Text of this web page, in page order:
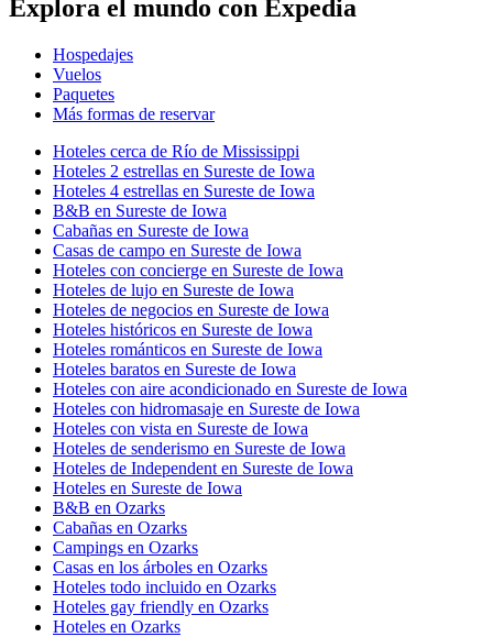
Explora el mundo con Expedia
Hospedajes
Vuelos
Paquetes
Más formas de reservar
Hoteles cerca de Río de Mississippi
Hoteles 2 estrellas en Sureste de Iowa
Hoteles 4 estrellas en Sureste de Iowa
B&B en Sureste de Iowa
Cabañas en Sureste de Iowa
Casas de campo en Sureste de Iowa
Hoteles con concierge en Sureste de Iowa
Hoteles de lujo en Sureste de Iowa
Hoteles de negocios en Sureste de Iowa
Hoteles históricos en Sureste de Iowa
Hoteles románticos en Sureste de Iowa
Hoteles baratos en Sureste de Iowa
Hoteles con aire acondicionado en Sureste de Iowa
Hoteles con hidromasaje en Sureste de Iowa
Hoteles con vista en Sureste de Iowa
Hoteles de senderismo en Sureste de Iowa
Hoteles de Independent en Sureste de Iowa
Hoteles en Sureste de Iowa
B&B en Ozarks
Cabañas en Ozarks
Campings en Ozarks
Casas en los árboles en Ozarks
Hoteles todo incluido en Ozarks
Hoteles gay friendly en Ozarks
Hoteles en Ozarks